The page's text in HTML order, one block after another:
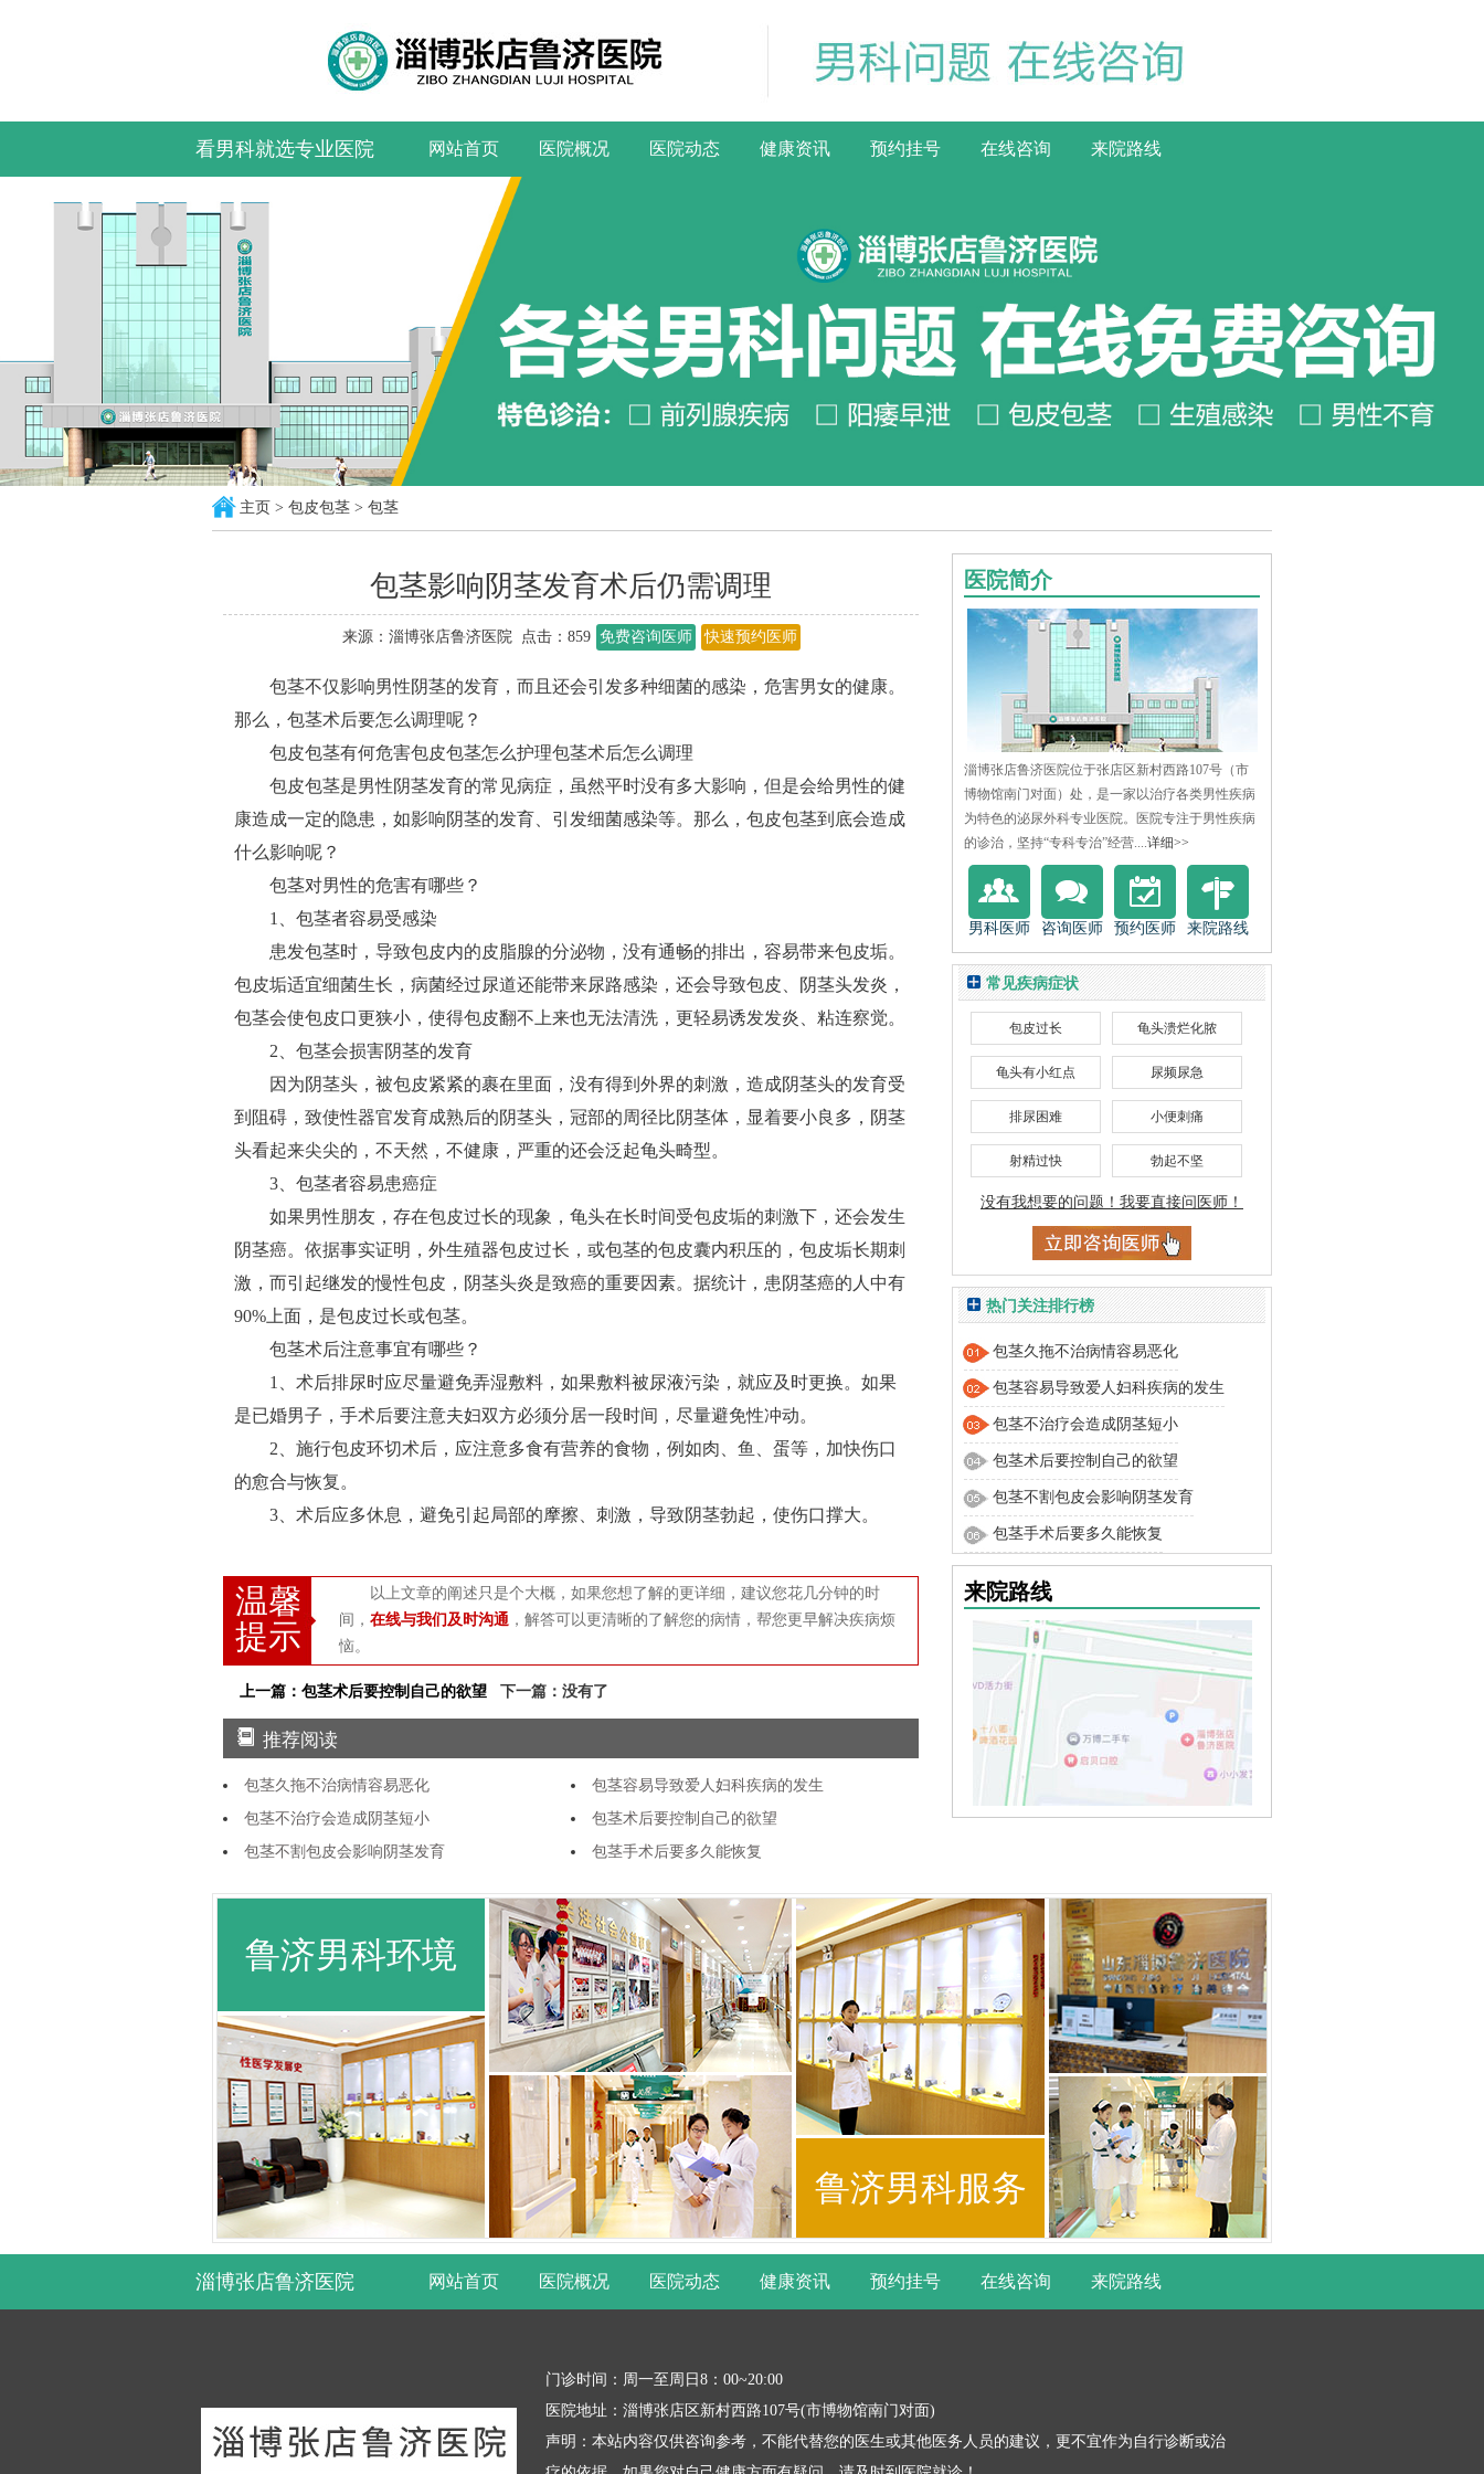
看男科就选专业医院 网站首页 医院概况 医院动态 健康资讯 预约挂号 在线咨询 来院路线
主页 > 包皮包茎 > 包茎
包茎影响阴茎发育术后仍需调理
来源：淄博张店鲁济医院 点击： 859 免费咨询医师 快速预约医师
包茎不仅影响男性阴茎的发育，而且还会引发多种细菌的感染，危害男女的健康。
那么，包茎术后要怎么调理呢？
包皮包茎有何危害包皮包茎怎么护理包茎术后怎么调理
包皮包茎是男性阴茎发育的常见病症，虽然平时没有多大影响，但是会给男性的健
康造成一定的隐患，如影响阴茎的发育、引发细菌感染等。那么，包皮包茎到底会造成
什么影响呢？
包茎对男性的危害有哪些？
1、包茎者容易受感染
患发包茎时，导致包皮内的皮脂腺的分泌物，没有通畅的排出，容易带来包皮垢。
包皮垢适宜细菌生长，病菌经过尿道还能带来尿路感染，还会导致包皮、阴茎头发炎，
包茎会使包皮口更狭小，使得包皮翻不上来也无法清洗，更轻易诱发发炎、粘连察觉。
2、包茎会损害阴茎的发育
因为阴茎头，被包皮紧紧的裹在里面，没有得到外界的刺激，造成阴茎头的发育受
到阻碍，致使性器官发育成熟后的阴茎头，冠部的周径比阴茎体，显着要小良多，阴茎
头看起来尖尖的，不天然，不健康，严重的还会泛起龟头畸型。
3、包茎者容易患癌症
如果男性朋友，存在包皮过长的现象，龟头在长时间受包皮垢的刺激下，还会发生
阴茎癌。依据事实证明，外生殖器包皮过长，或包茎的包皮囊内积压的，包皮垢长期刺
激，而引起继发的慢性包皮，阴茎头炎是致癌的重要因素。据统计，患阴茎癌的人中有
90%上面，是包皮过长或包茎。
包茎术后注意事宜有哪些？
1、术后排尿时应尽量避免弄湿敷料，如果敷料被尿液污染，就应及时更换。如果
是已婚男子，手术后要注意夫妇双方必须分居一段时间，尽量避免性冲动。
2、施行包皮环切术后，应注意多食有营养的食物，例如肉、鱼、蛋等，加快伤口
的愈合与恢复。
3、术后应多休息，避免引起局部的摩擦、刺激，导致阴茎勃起，使伤口撑大。
温馨
提示
以上文章的阐述只是个大概，如果您想了解的更详细，建议您花几分钟的时
间， 在线与我们及时沟通 ，解答可以更清晰的了解您的病情，帮您更早解决疾病烦
恼。
上一篇：包茎术后要控制自己的欲望 下一篇：没有了
推荐阅读
包茎久拖不治病情容易恶化
包茎容易导致爱人妇科疾病的发生
包茎不治疗会造成阴茎短小
包茎术后要控制自己的欲望
包茎不割包皮会影响阴茎发育
包茎手术后要多久能恢复
医院简介
淄博张店鲁济医院位于张店区新村西路107号（市
博物馆南门对面）处，是一家以治疗各类男性疾病
为特色的泌尿外科专业医院。医院专注于男性疾病
的诊治，坚持“专科专治”经营....详细>>
男科医师 咨询医师 预约医师 来院路线
常见疾病症状
包皮过长 龟头溃烂化脓
龟头有小红点 尿频尿急
排尿困难 小便刺痛
射精过快 勃起不坚
没有我想要的问题！我要直接问医师！
热门关注排行榜
包茎久拖不治病情容易恶化
包茎容易导致爱人妇科疾病的发生
包茎不治疗会造成阴茎短小
包茎术后要控制自己的欲望
包茎不割包皮会影响阴茎发育
包茎手术后要多久能恢复
来院路线
鲁济男科环境
鲁济男科服务
淄博张店鲁济医院 网站首页 医院概况 医院动态 健康资讯 预约挂号 在线咨询 来院路线
门诊时间：周一至周日8：00~20:00
医院地址：淄博张店区新村西路107号(市博物馆南门对面)
声明：本站内容仅供咨询参考，不能代替您的医生或其他医务人员的建议，更不宜作为自行诊断或治